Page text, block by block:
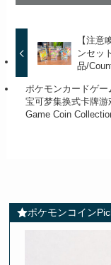
【注意
ンセッ
品/
ポケモンカードゲー
宝可梦集换式卡牌
Game Coin
ポケモンコイン